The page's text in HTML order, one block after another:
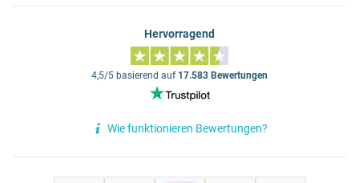
Hervorragend
4,5/5 basierend auf 17.583 Bewertungen
Wie funktionieren Bewertungen?